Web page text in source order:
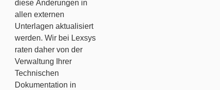
diese Änderungen in
allen externen
Unterlagen aktualisiert
werden. Wir bei Lexsys
raten daher von der
Verwaltung Ihrer
Technischen
Dokumentation in